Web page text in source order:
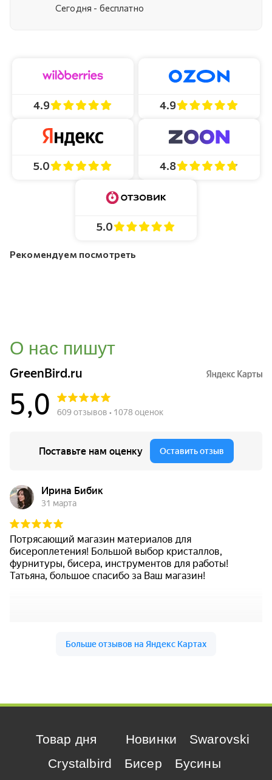
Cегодня - бесплатно
4.9 4.9
5.0 4.8
5.0
Рекомендуем посмотреть
О нас пишут
Товар дня Новинки
Swarovski
Crystalbird
Бисер
Бусины